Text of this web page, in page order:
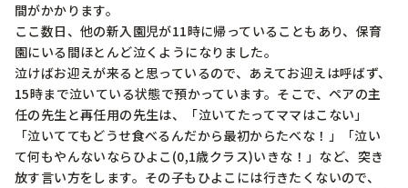
間がかかります。
ここ数日、他の新入園児が11時に帰っていることもあり、保育
園にいる間ほとんど泣くようになりました。
泣けばお迎えが来ると思っているので、あえてお迎えは呼ばず、
15時まで泣いている状態で預かっています。そこで、ペアの主
任の先生と再任用の先生は、「泣いてたってママはこない」
「泣いててもどうせ食べるんだから最初からたべな！」「泣い
て何もやんないならひよこ(0,1歳クラス)いきな！」など、突き
放す言い方をします。その子もひよこには行きたくないので、